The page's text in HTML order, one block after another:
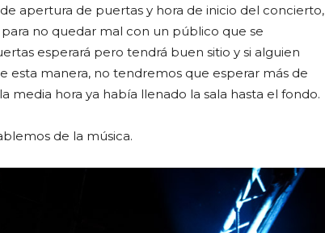
apertura de puertas y hora de inicio del concierto,
no quedar mal con un público que se
esperará pero tendrá buen sitio y si alguien
esta manera, no tendremos que esperar más de
media hora ya había llenado la sala hasta el fondo.
de la música.